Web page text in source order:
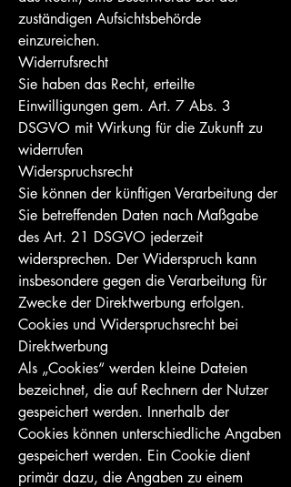
zuständigen Aufsichtsbehörde
einzureichen.
Widerrufsrecht
Sie haben das Recht, erteilte
Einwilligungen gem. Art. 7 Abs. 3
DSGVO mit Wirkung für die Zukunft zu
widerrufen
Widerspruchsrecht
Sie können der künftigen Verarbeitung der
Sie betreffenden Daten nach Maßgabe
des Art. 21 DSGVO jederzeit
widersprechen. Der Widerspruch kann
insbesondere gegen die Verarbeitung für
Zwecke der Direktwerbung erfolgen.
Cookies und Widerspruchsrecht bei
Direktwerbung
Als „Cookies“ werden kleine Dateien
bezeichnet, die auf Rechnern der Nutzer
gespeichert werden. Innerhalb der
Cookies können unterschiedliche Angaben
gespeichert werden. Ein Cookie dient
primär dazu, die Angaben zu einem